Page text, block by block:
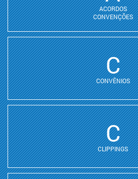
ACORDOS
CONVENÇÕES
C
CONVÊNIOS
C
CLIPPINGS